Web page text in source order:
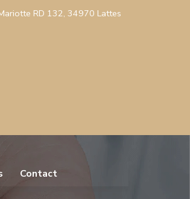
RD 132, 34970 Lattes
Contact